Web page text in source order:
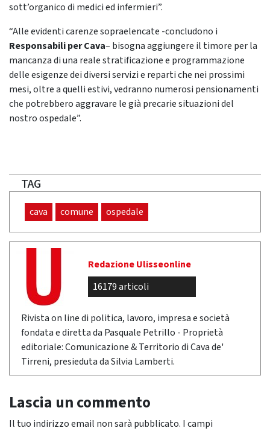
sott’organico di medici ed infermieri”.
“Alle evidenti carenze sopraelencate -concludono i
Responsabili per Cava– bisogna aggiungere il timore per la
mancanza di una reale stratificazione e programmazione
delle esigenze dei diversi servizi e reparti che nei prossimi
mesi, oltre a quelli estivi, vedranno numerosi pensionamenti
che potrebbero aggravare le già precarie situazioni del
nostro ospedale”.
TAG
cava comune ospedale
Redazione Ulisseonline
16179 articoli
Rivista on line di politica, lavoro, impresa e società
fondata e diretta da Pasquale Petrillo - Proprietà
editoriale: Comunicazione & Territorio di Cava de'
Tirreni, presieduta da Silvia Lamberti.
Lascia un commento
Il tuo indirizzo email non sarà pubblicato. I campi